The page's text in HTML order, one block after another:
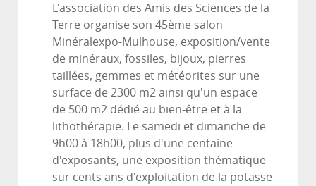
L'association des Amis des Sciences de la
Terre organise son 45ème salon
Minéralexpo-Mulhouse, exposition/vente
de minéraux, fossiles, bijoux, pierres
taillées, gemmes et météorites sur une
surface de 2300 m2 ainsi qu'un espace
de 500 m2 dédié au bien-être et à la
lithothérapie. Le samedi et dimanche de
9h00 à 18h00, plus d'une centaine
d'exposants, une exposition thématique
sur cents ans d'exploitation de la potasse